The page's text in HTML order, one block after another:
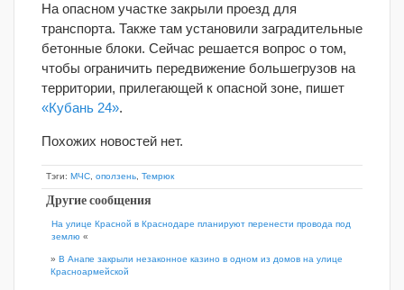
На опасном участке закрыли проезд для
транспорта. Также там установили заградительные
бетонные блоки. Сейчас решается вопрос о том,
чтобы ограничить передвижение большегрузов на
территории, прилегающей к опасной зоне, пишет
«Кубань 24».
Похожих новостей нет.
Тэги: МЧС оползень Темрюк
Другие сообщения
На улице Красной в Краснодаре планируют перенести провода под
землю «
» В Анапе закрыли незаконное казино в одном из домов на улице
Красноармейской